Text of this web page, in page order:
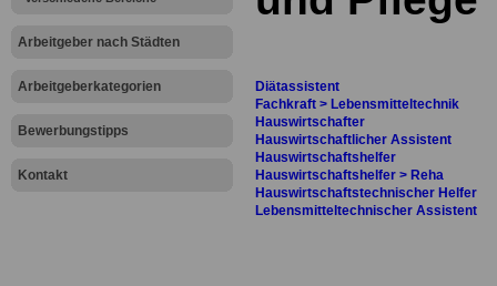
Arbeitgeber nach Städten
Arbeitgeberkategorien
Bewerbungstipps
Kontakt
Diätassistent
Fachkraft > Lebensmitteltechnik
Hauswirtschafter
Hauswirtschaftlicher Assistent
Hauswirtschaftshelfer
Hauswirtschaftshelfer > Reha
Hauswirtschaftstechnischer Helfer
Lebensmitteltechnischer Assistent